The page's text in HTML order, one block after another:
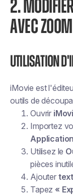
2.
AVEC
Utilisation
iMovie est
outils de
Ouvrir
Importez
Utilisez le
pièces
Ajouter
Tapez «